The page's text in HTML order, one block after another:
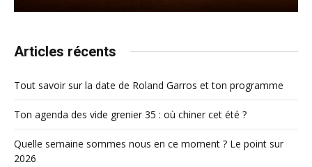
Articles récents
Tout savoir sur la date de Roland Garros et ton programme
Ton agenda des vide grenier 35 : où chiner cet été ?
Quelle semaine sommes nous en ce moment ? Le point sur
2026